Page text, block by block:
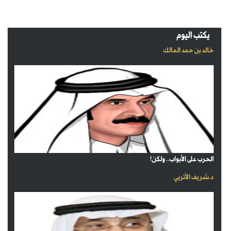
يكتب اليوم
خالد بن حمد المالك
الحرب على الأبواب.. ولكن!
د.شريف الأتربي